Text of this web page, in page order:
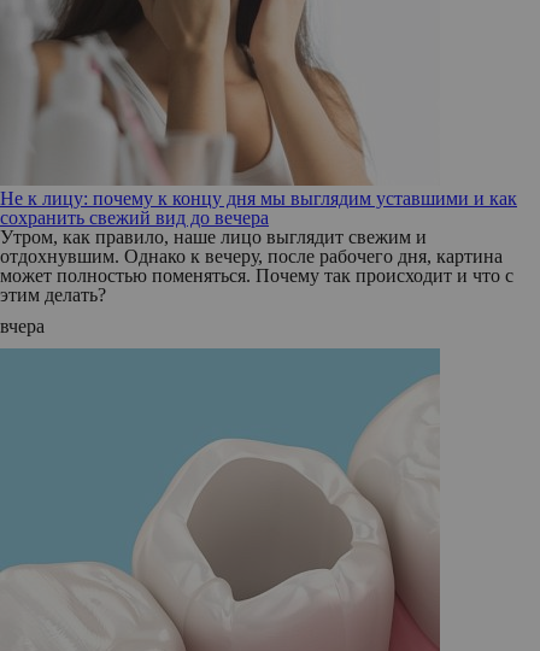
Не к лицу: почему к концу дня мы выглядим уставшими и как
сохранить свежий вид до вечера
Утром, как правило, наше лицо выглядит свежим и
отдохнувшим. Однако к вечеру, после рабочего дня, картина
может полностью поменяться. Почему так происходит и что с
этим делать?
вчера